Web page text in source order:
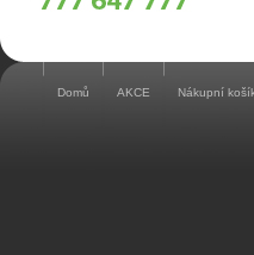
Domů AKCE Nákupní